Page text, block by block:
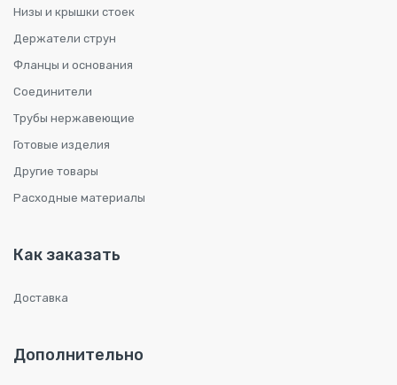
Низы и крышки стоек
Держатели струн
Фланцы и основания
Соединители
Трубы нержавеющие
Готовые изделия
Другие товары
Расходные материалы
Как заказать
Доставка
Дополнительно